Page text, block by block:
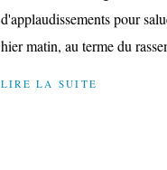
d'applaudissements pour
hier matin, au terme du
LIRE LA SUITE